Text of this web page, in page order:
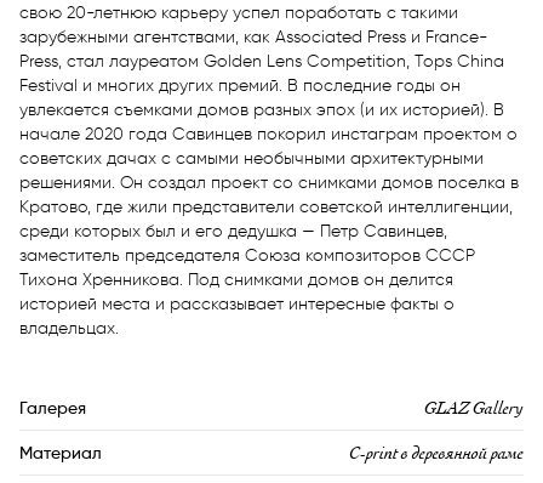
свою 20-летнюю карьеру успел поработать с такими
зарубежными агентствами, как Associated Press и France-
Press, стал лауреатом Golden Lens Competition, Tops China
Festival и многих других премий. В последние годы он
увлекается съемками домов разных эпох (и их историей). В
начале 2020 года Савинцев покорил инстаграм проектом о
советских дачах с самыми необычными архитектурными
решениями. Он создал проект со снимками домов поселка в
Кратово, где жили представители советской интеллигенции,
среди которых был и его дедушка — Петр Савинцев,
заместитель председателя Союза композиторов СССР
Тихона Хренникова. Под снимками домов он делится
историей места и рассказывает интересные факты о
владельцах.
Галерея GLAZ Gallery
Материал С-print в деревянной раме